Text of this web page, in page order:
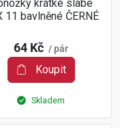
krátké slabé
11 bavlněné ČERNÉ
64 Kč / pár
Koupit
Skladem